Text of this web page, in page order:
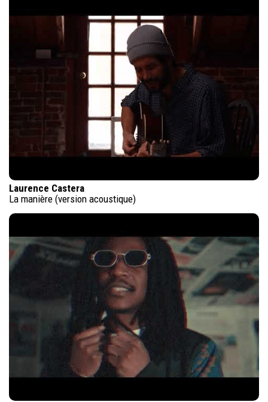
Laurence Castera
La manière (version acoustique)